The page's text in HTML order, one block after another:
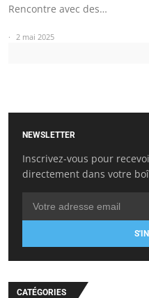
Rencontre avec des…
2 mai 2025
NEWSLETTER
Inscrivez-vous pour
directement dans votre
CATÉGORIES